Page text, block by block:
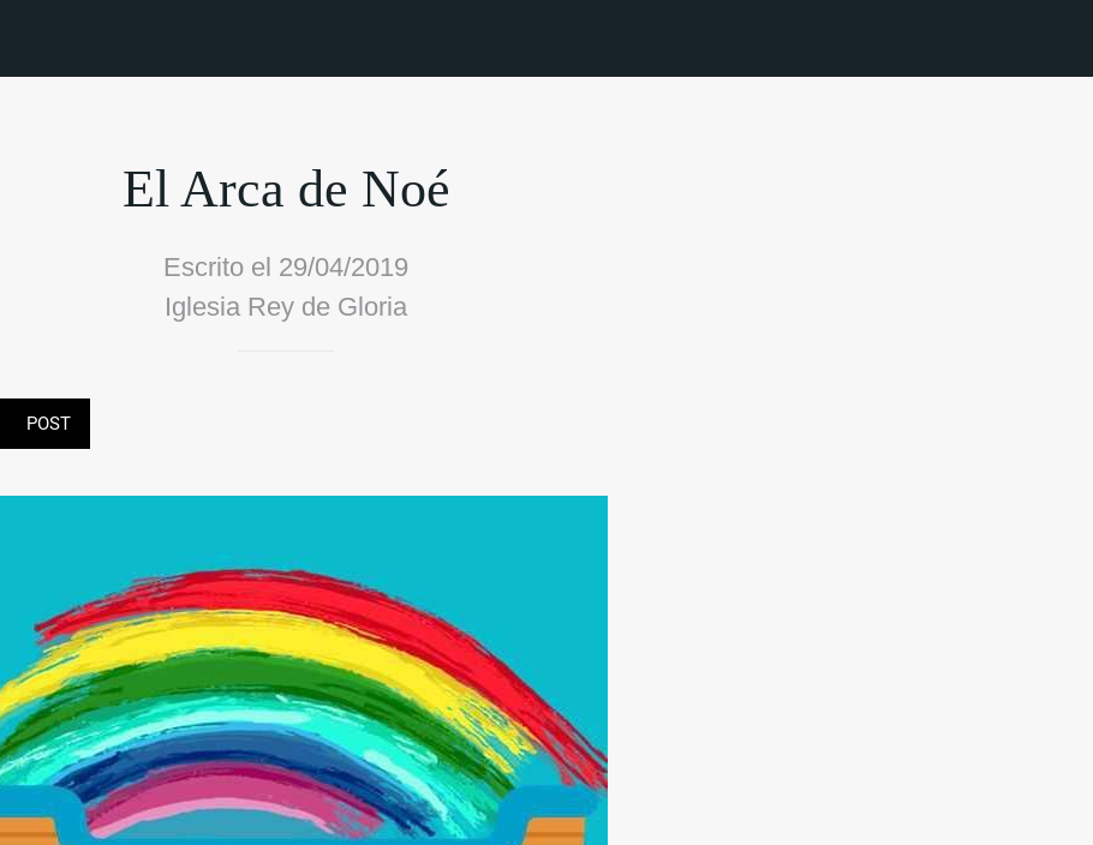
El Arca de Noé
Escrito el 29/04/2019
Iglesia Rey de Gloria
POST